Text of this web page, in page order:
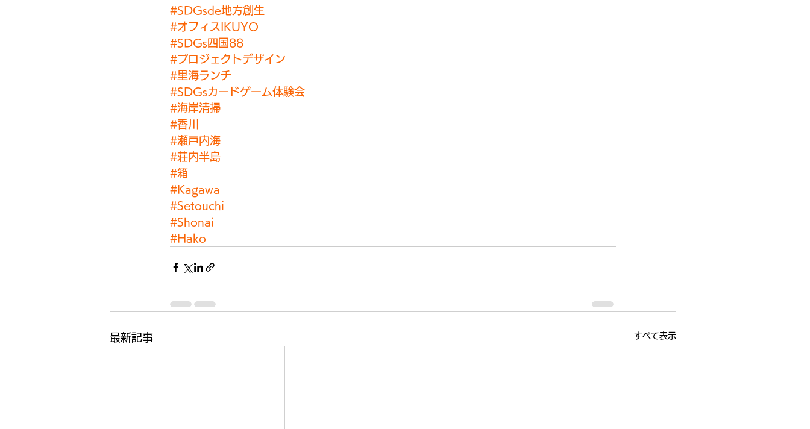
#SDGsde地方創生
#オフィスIKUYO
#SDGs四国88
#プロジェクトデザイン
#里海ランチ
#SDGsカードゲーム体験会
#海岸清掃
#香川
#瀬戸内海
#荘内半島
#箱
#Kagawa
#Setouchi
#Shonai
#Hako
最新記事 すべて表示